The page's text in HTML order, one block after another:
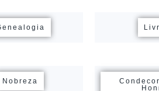
Nobreza